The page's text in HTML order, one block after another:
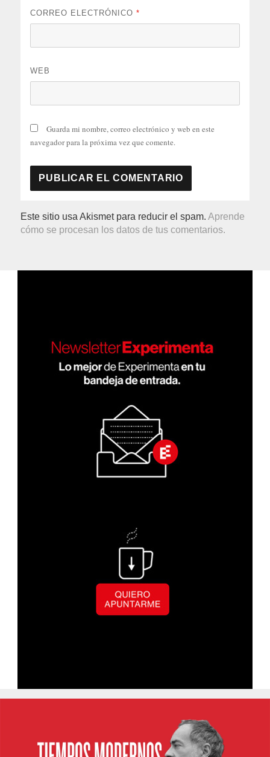
CORREO ELECTRÓNICO*
WEB
Guarda mi nombre, correo electrónico y web en este
navegador para la próxima vez que comente.
Este sitio usa Akismet para reducir el spam.Aprende
cómo se procesan los datos de tus comentarios.